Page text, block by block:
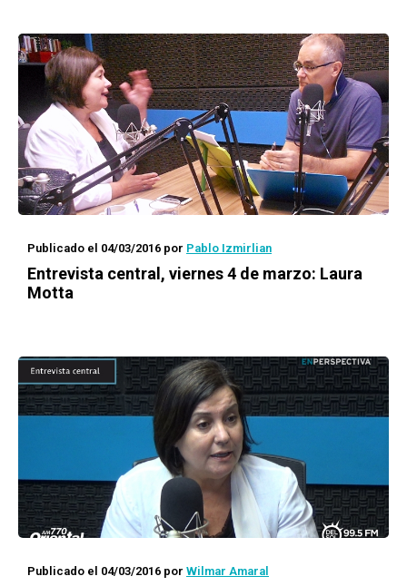
Publicado el 04/03/2016 por Pablo Izmirlian
Entrevista central, viernes 4 de marzo: Laura
Motta
Publicado el 04/03/2016 por Wilmar Amaral